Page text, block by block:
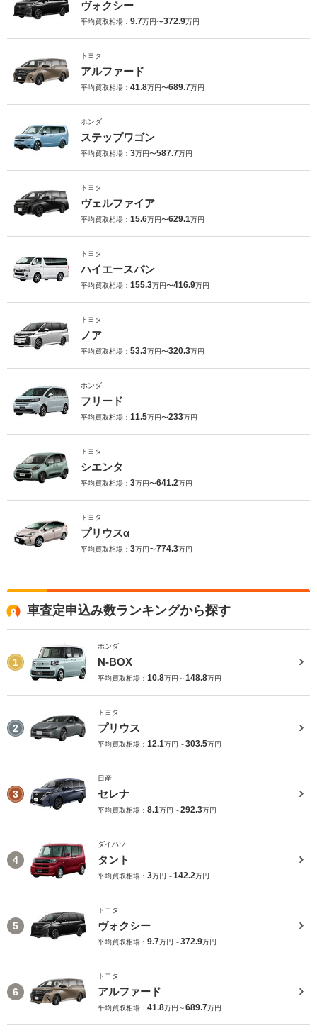
ヴォクシー
平均買取相場： 9.7万円〜372.9万円
トヨタ
アルファード
平均買取相場： 41.8万円〜689.7万円
ホンダ
ステップワゴン
平均買取相場： 3万円〜587.7万円
トヨタ
ヴェルファイア
平均買取相場： 15.6万円〜629.1万円
トヨタ
ハイエースバン
平均買取相場： 155.3万円〜416.9万円
トヨタ
ノア
平均買取相場： 53.3万円〜320.3万円
ホンダ
フリード
平均買取相場： 11.5万円〜233万円
トヨタ
シエンタ
平均買取相場： 3万円〜641.2万円
トヨタ
プリウスα
平均買取相場： 3万円〜774.3万円
車査定申込み数ランキングから探す
1
ホンダ
N-BOX
平均買取相場： 10.8万円～148.8万円
2
トヨタ
プリウス
平均買取相場： 12.1万円～303.5万円
3
日産
セレナ
平均買取相場： 8.1万円～292.3万円
4
ダイハツ
タント
平均買取相場： 3万円～142.2万円
5
トヨタ
ヴォクシー
平均買取相場： 9.7万円～372.9万円
6
トヨタ
アルファード
平均買取相場： 41.8万円～689.7万円